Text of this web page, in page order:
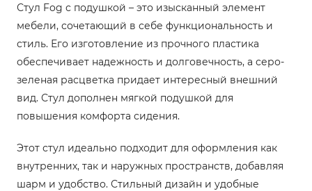
Стул Fog с подушкой – это изысканный элемент
мебели, сочетающий в себе функциональность и
стиль. Его изготовление из прочного пластика
обеспечивает надежность и долговечность, а серо-
зеленая расцветка придает интересный внешний
вид. Стул дополнен мягкой подушкой для
повышения комфорта сидения.
Этот стул идеально подходит для оформления как
внутренних, так и наружных пространств, добавляя
шарм и удобство. Стильный дизайн и удобные